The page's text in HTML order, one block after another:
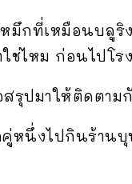
มึกที่เหมือนบลูริ
ช่ไหม ก่อนไปโร
อสรุปมาให้ติด
หนึ่งไปกินร้าน